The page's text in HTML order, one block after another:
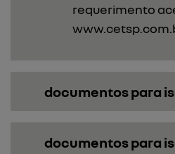
requerimento
documentos para
documentos para